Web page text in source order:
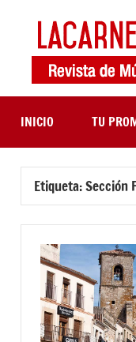
contenido
INICIO TU
Etiqueta:Sección